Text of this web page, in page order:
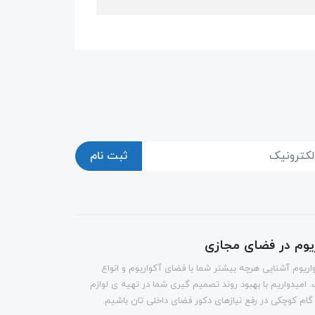
ثبت نام
در فضای مجازی
آشنایی هرچه بیشتر شما با فضای آکواریوم و انواع
امیدواریم با بهبود روند تصمیم گیری شما در تهیه ی لوازم
گام کوچکی در رفع نیازهای دکور فضای داخلی تان باشیم.